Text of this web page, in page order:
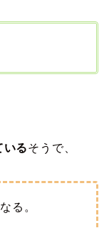
いるそうで、
る。